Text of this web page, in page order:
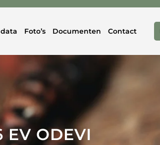
Foto’s Documenten Contact
EV ODEVI